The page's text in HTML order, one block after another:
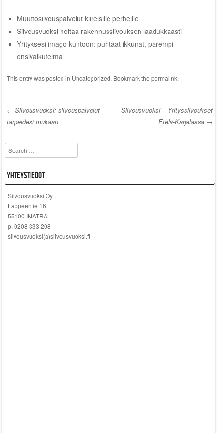
Muuttosiivouspalvelut kiireisille perheille
Siivousvuoksi hoitaa rakennussiivouksen laadukkaasti
Yrityksesi imago kuntoon: puhtaat ikkunat, parempi
ensivaikutelma
This entry was posted in Uncategorized. Bookmark the permalink.
Post navigation
← Siivousvuoksi: siivouspalvelut
tarpeidesi mukaan
Siivousvuoksi – Yrityssiivoukset
Etelä-Karjalassa →
Search
Yhteystiedot
Siivousvuoksi Oy
Lappeentie 16
55100 IMATRA
p. 0208 333 208
siivousvuoksi(a)siivousvuoksi.fi